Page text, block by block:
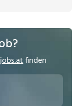
finden